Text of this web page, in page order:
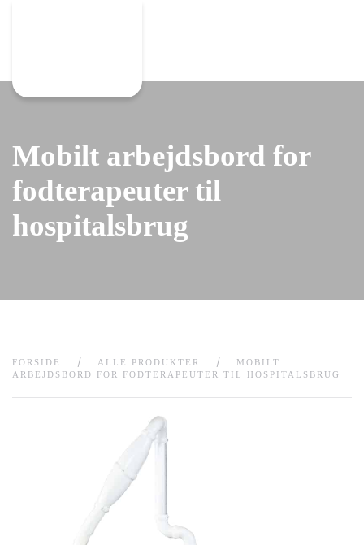
Mobilt arbejdsbord for
fodterapeuter til
hospitalsbrug
FORSIDE ALLE PRODUKTER
MOBILT
ARBEJDSBORD FOR FODTERAPEUTER TIL HOSPITALSBRUG